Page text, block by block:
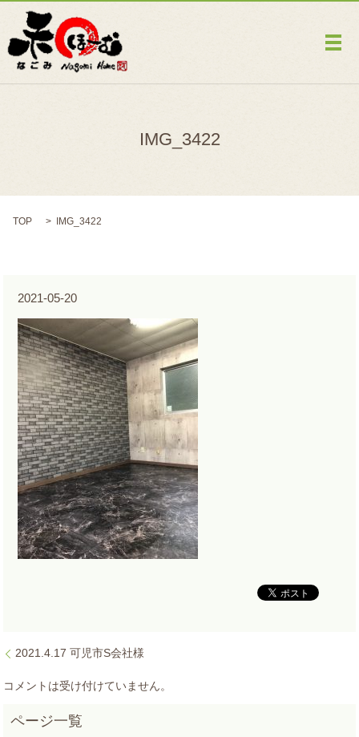
メ
IMG_3422
TOP IMG_3422
2021-05-20
2021.4.17 可児市S会社様
コメントは受け付けていません。